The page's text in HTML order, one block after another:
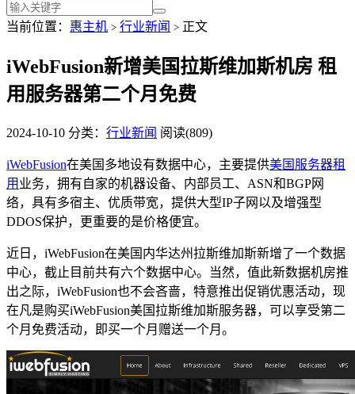
当前位置： 惠主机 > 行业新闻 > 正文
iWebFusion新增美国拉斯维加斯机房 租
用服务器第二个月免费
2024-10-10 分类： 行业新闻 阅读(809)
iWebFusion在美国多地设有数据中心，主要提供美国服务器租
用 业务，拥有自家的机器设备、内部员工、ASN和BGP网
络，具有多宿主、优质带宽，提供大型IP子网以及增强型
DDOS保护，更重要的是价格便宜。
近日，iWebFusion在美国内华达州拉斯维加斯新增了一个数据
中心，截止目前共有六个数据中心。当然，值此新数据机房推
出之际，iWebFusion也不会吝啬，特意推出促销优惠活动，现
在凡是购买iWebFusion美国拉斯维加斯服务器，可以享受第二
个月免费活动，即买一个月赠送一个月。